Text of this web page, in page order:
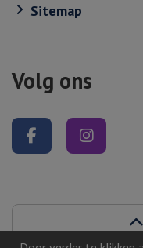
Sitemap
Volg ons
Volg ons op